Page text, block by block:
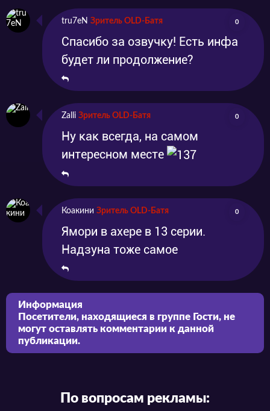
tru7eN Зритель OLD-Батя 0
Спасибо за озвучку! Есть инфа
будет ли продолжение?
Zalli Зритель OLD-Батя 0
Ну как всегда, на самом
интересном месте
Коакини Зритель OLD-Батя 0
Ямори в ахере в 13 серии.
Надзуна тоже самое
Информация
Посетители, находящиеся в группе Гости, не
могут оставлять комментарии к данной
публикации.
По вопросам рекламы: